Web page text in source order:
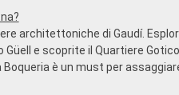
architettoniche di Gaudí.
e scoprite il Quartiere
è un must per